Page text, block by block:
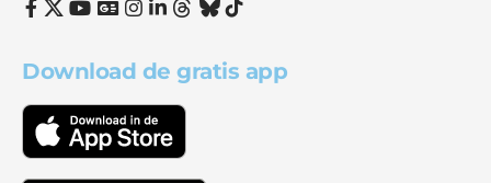
Download de gratis app